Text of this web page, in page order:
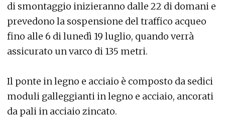
di smontaggio inizieranno dalle 22 di domani e
prevedono la sospensione del traffico acqueo
fino alle 6 di lunedì 19 luglio, quando verrà
assicurato un varco di 135 metri.
Il ponte in legno e acciaio è composto da sedici
moduli galleggianti in legno e acciaio, ancorati
da pali in acciaio zincato.